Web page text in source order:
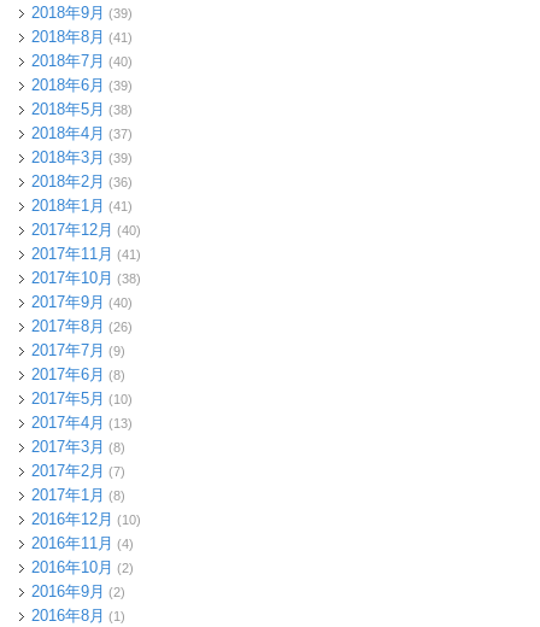
2018年9月 (39)
2018年8月 (41)
2018年7月 (40)
2018年6月 (39)
2018年5月 (38)
2018年4月 (37)
2018年3月 (39)
2018年2月 (36)
2018年1月 (41)
2017年12月 (40)
2017年11月 (41)
2017年10月 (38)
2017年9月 (40)
2017年8月 (26)
2017年7月 (9)
2017年6月 (8)
2017年5月 (10)
2017年4月 (13)
2017年3月 (8)
2017年2月 (7)
2017年1月 (8)
2016年12月 (10)
2016年11月 (4)
2016年10月 (2)
2016年9月 (2)
2016年8月 (1)